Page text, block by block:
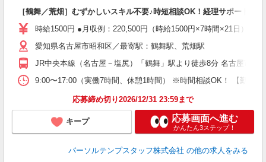
［鶴舞／荒畑］むずかしいスキル不要♪時短相談OK！経理サポート＊
時給1500円 ●月収例：220,500円（時給1500円×7時間×21日）
愛知県名古屋市昭和区／最寄駅：鶴舞駅、荒畑駅
JR中央本線（名古屋－塩尻）「鶴舞」駅より徒歩8分 名古屋市営
9:00〜17:00（実働7時間、休憩1時間） ※時間相談OK！ 【勤務
応募締め切り2026/12/31 23:59まで
キープ 応募画面へ進む
かんたん3ステップ！
パーソルテンプスタッフ株式会社 の他の求人をみる